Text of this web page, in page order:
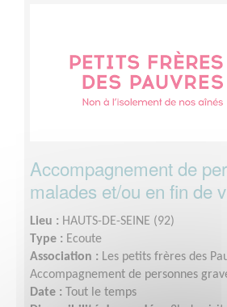
Accompagnement de
malades et/ou en fin de
Lieu : HAUTS-DE-SEINE (92)
Type : Ecoute
Association : Les petits frères des
Accompagnement de personnes
Date : Tout le temps